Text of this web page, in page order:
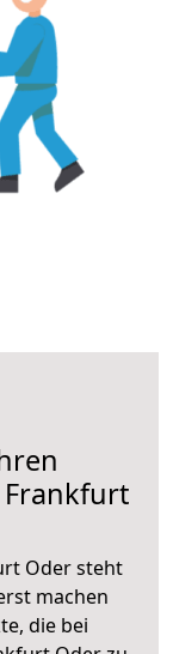
Frankfurt
Oder steht
machen
die bei